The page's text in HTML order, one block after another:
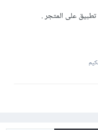
على المتجر .